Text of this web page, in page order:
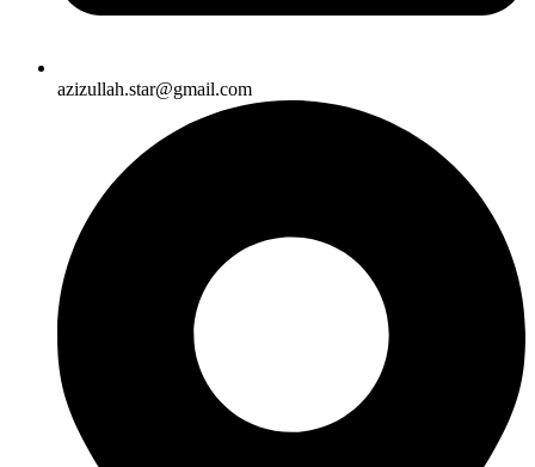
azizullah.star@gmail.com